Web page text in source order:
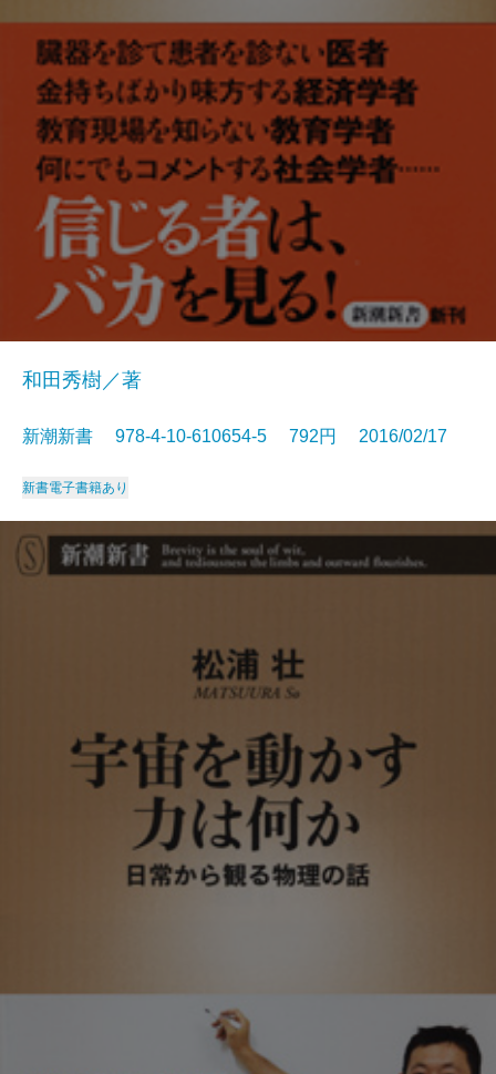
和田秀樹／著
新潮新書 978-4-10-610654-5 792円 2016/02/17
新書電子書籍あり